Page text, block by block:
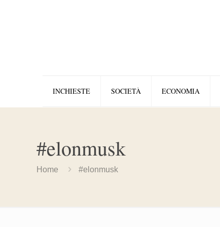
INCHIESTE SOCIETÀ ECONOMIA
#elonmusk
Home #elonmusk